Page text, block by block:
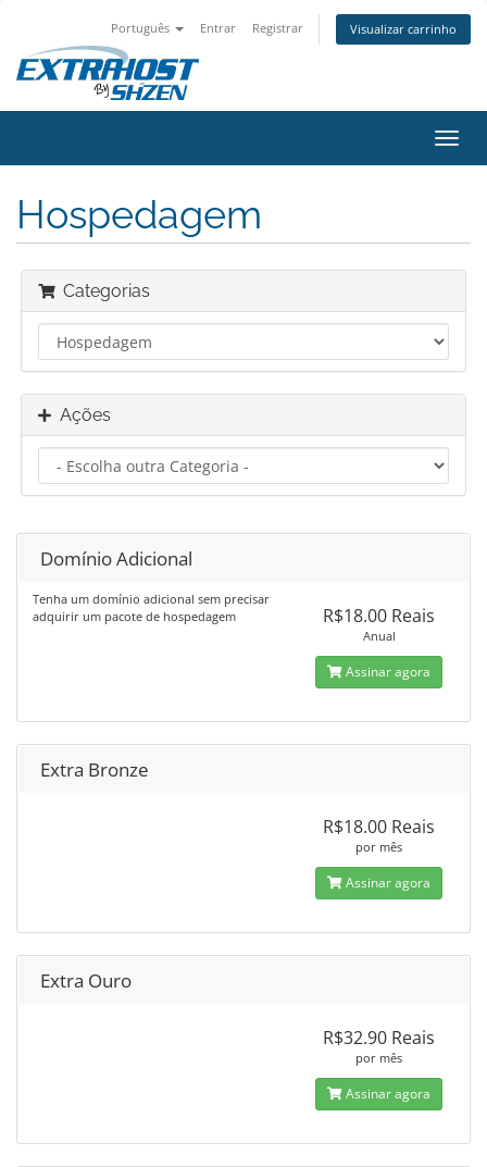
Português Entrar Registrar Visualizar carrinho
Hospedagem
Categorias
Ações
Domínio Adicional
Tenha um domínio adicional sem precisar
adquirir um pacote de hospedagem
R$18.00 Reais
Anual
Assinar agora
Extra Bronze
R$18.00 Reais
por mês
Assinar agora
Extra Ouro
R$32.90 Reais
por mês
Assinar agora